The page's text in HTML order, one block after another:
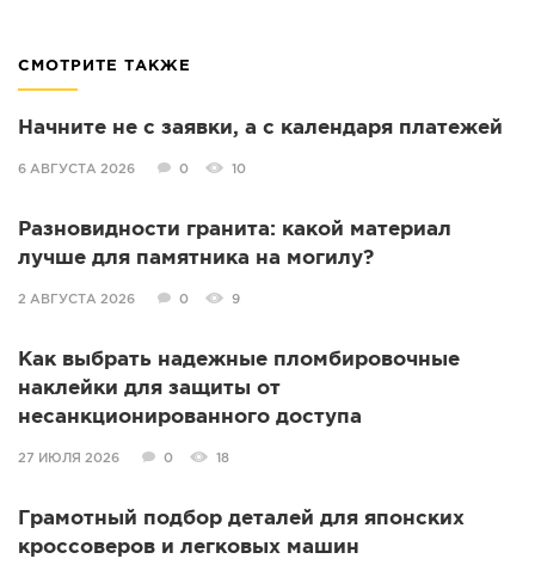
СМОТРИТЕ ТАКЖЕ
Начните не с заявки, а с календаря платежей
6 АВГУСТА 2026 0 10
Разновидности гранита: какой материал
лучше для памятника на могилу?
2 АВГУСТА 2026 0 9
Как выбрать надежные пломбировочные
наклейки для защиты от
несанкционированного доступа
27 ИЮЛЯ 2026 0 18
Грамотный подбор деталей для японских
кроссоверов и легковых машин